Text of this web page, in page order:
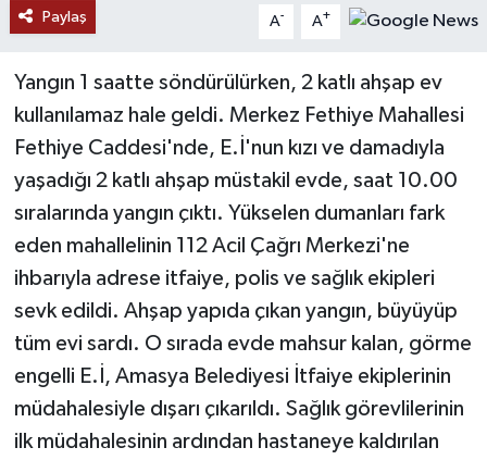
Paylaş A- A+
Yangın 1 saatte söndürülürken, 2 katlı ahşap ev
kullanılamaz hale geldi. Merkez Fethiye Mahallesi
Fethiye Caddesi'nde, E.İ'nun kızı ve damadıyla
yaşadığı 2 katlı ahşap müstakil evde, saat 10.00
sıralarında yangın çıktı. Yükselen dumanları fark
eden mahallelinin 112 Acil Çağrı Merkezi'ne
ihbarıyla adrese itfaiye, polis ve sağlık ekipleri
sevk edildi. Ahşap yapıda çıkan yangın, büyüyüp
tüm evi sardı. O sırada evde mahsur kalan, görme
engelli E.İ, Amasya Belediyesi İtfaiye ekiplerinin
müdahalesiyle dışarı çıkarıldı. Sağlık görevlilerinin
ilk müdahalesinin ardından hastaneye kaldırılan